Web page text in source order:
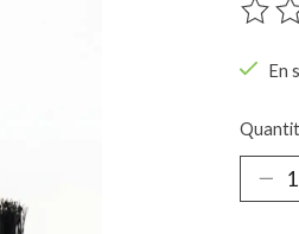
Ce
En